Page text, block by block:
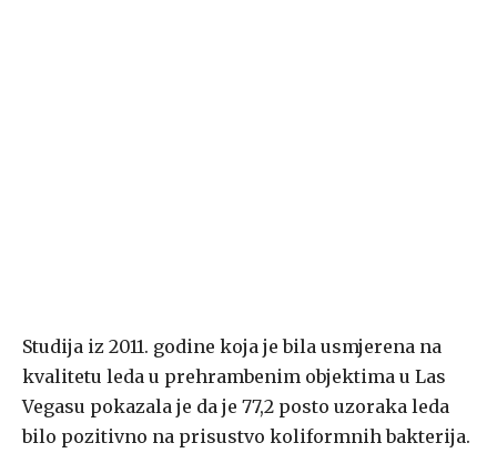
Studija iz 2011. godine koja je bila usmjerena na
kvalitetu leda u prehrambenim objektima u Las
Vegasu pokazala je da je 77,2 posto uzoraka leda
bilo pozitivno na prisustvo koliformnih bakterija.